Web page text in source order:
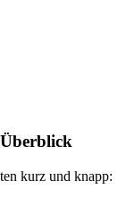
kurz und knapp: